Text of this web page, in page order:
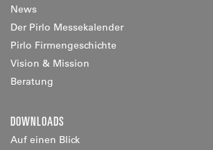
News
Der Pirlo Messekalender
Pirlo Firmengeschichte
Vision & Mission
Beratung
DOWNLOADS
Auf einen Blick